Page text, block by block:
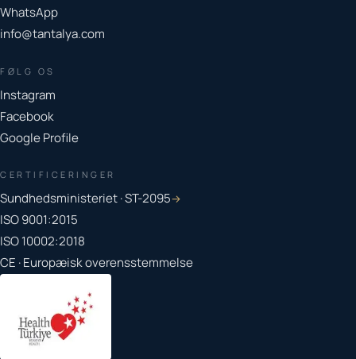
WhatsApp
info@tantalya.com
FØLG OS
Instagram
Facebook
Google Profile
CERTIFICERINGER
Sundhedsministeriet · ST-2095→
ISO 9001:2015
ISO 10002:2018
CE · Europæisk overensstemmelse